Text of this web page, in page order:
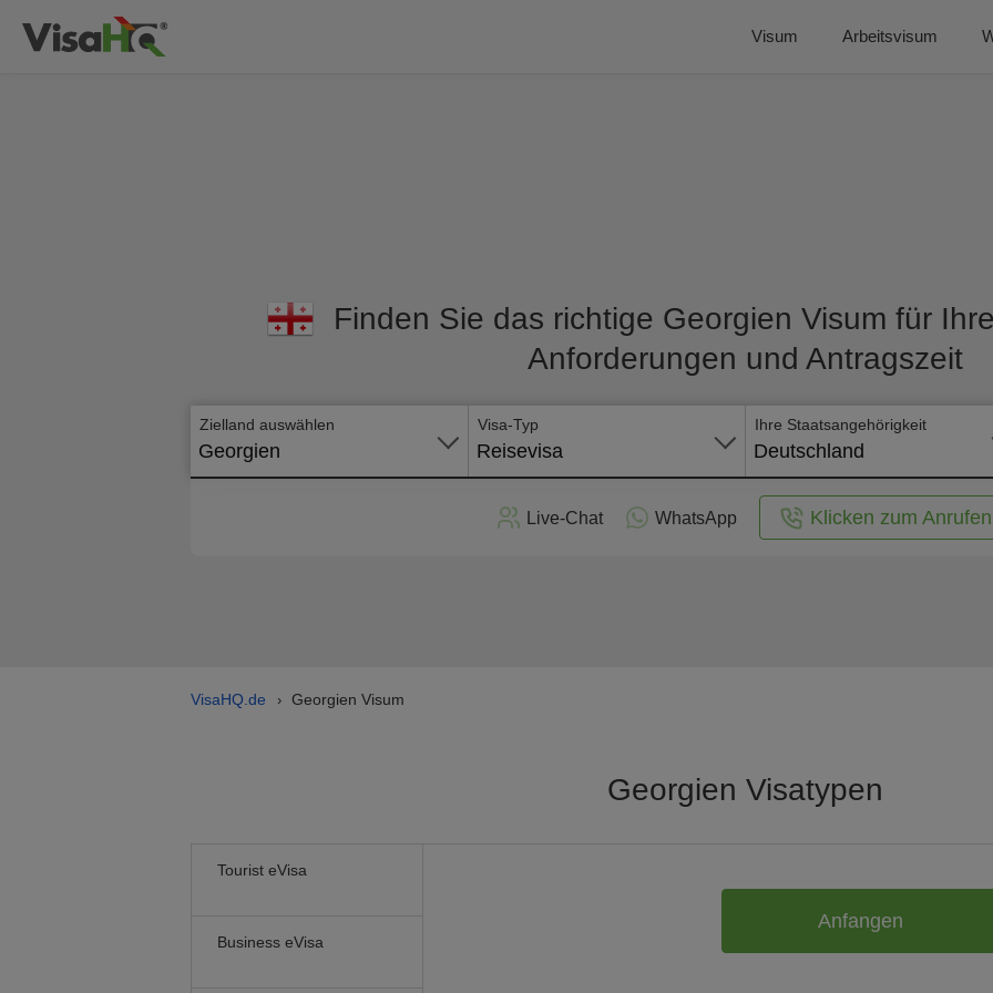
Visum Arbeitsvisum
Finden Sie das richtige Georgien Visum für
Anforderungen und Antragszeit
Zielland auswählen
Georgien
Visa-Typ
Reisevisa
Ihre Staatsangehörigkeit
Deutschland
Live-Chat WhatsApp Klicken zum Anrufen
VisaHQ.de › Georgien Visum
Georgien Visatypen
Tourist eVisa
Business eVisa
Anfangen